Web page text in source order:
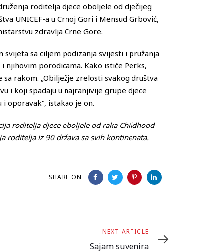
roditelja djece oboljele od dječijeg
UNICEF-a u Crnoj Gori i Mensud Grbović,
zdravlja Crne Gore.
sa ciljem podizanja svijesti i pružanja
porodicama. Kako ističe Perks,
rakom. „Obilježje zrelosti svakog društva
i koji spadaju u najranjivije grupe djece
oporavak“, istakao je on.
roditelja djece oboljele od raka Childhood
roditelja iz 90 država sa svih kontinenata.
SHARE ON
Next
Article
NEXT ARTICLE
Sajam suvenira